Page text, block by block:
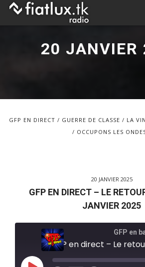
Skip
20 JANVIER
GFP EN DIRECT GUERRE DE CLASSE
LA
OCCUPONS LES
20 JANVIER 2025
GFP EN DIRECT – LE
JANVIER 2025
GFP en